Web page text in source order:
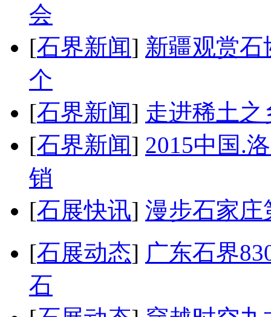
会
[石界新闻] 新疆观赏
个
[石界新闻] 走进稀土
[石界新闻] 2015中国.
销
[石展快讯] 漫步石家庄
[石展动态] 广东石界
石